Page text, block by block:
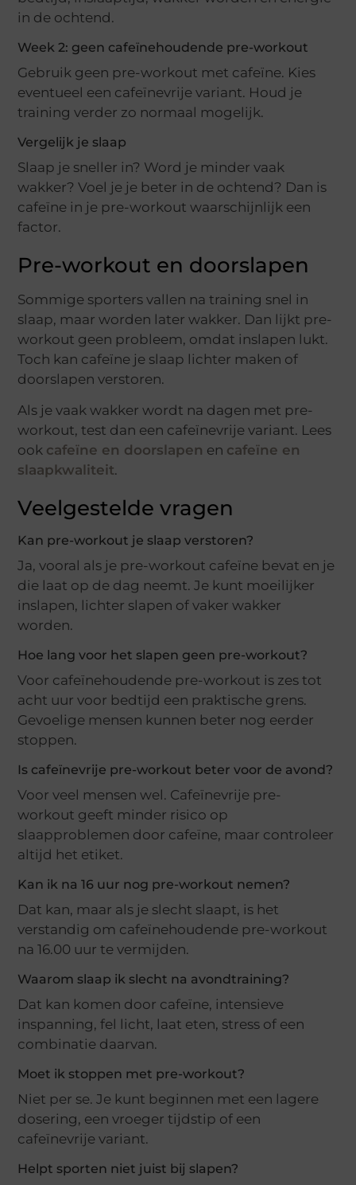
in de ochtend.
Week 2: geen cafeïnehoudende pre-workout
Gebruik geen pre-workout met cafeïne. Kies
eventueel een cafeïnevrije variant. Houd je
training verder zo normaal mogelijk.
Vergelijk je slaap
Slaap je sneller in? Word je minder vaak
wakker? Voel je je beter in de ochtend? Dan is
cafeïne in je pre-workout waarschijnlijk een
factor.
Pre-workout en doorslapen
Sommige sporters vallen na training snel in
slaap, maar worden later wakker. Dan lijkt pre-
workout geen probleem, omdat inslapen lukt.
Toch kan cafeïne je slaap lichter maken of
doorslapen verstoren.
Als je vaak wakker wordt na dagen met pre-
workout, test dan een cafeïnevrije variant. Lees
ook cafeïne en doorslapen en cafeïne en
slaapkwaliteit.
Veelgestelde vragen
Kan pre-workout je slaap verstoren?
Ja, vooral als je pre-workout cafeïne bevat en je
die laat op de dag neemt. Je kunt moeilijker
inslapen, lichter slapen of vaker wakker
worden.
Hoe lang voor het slapen geen pre-workout?
Voor cafeïnehoudende pre-workout is zes tot
acht uur voor bedtijd een praktische grens.
Gevoelige mensen kunnen beter nog eerder
stoppen.
Is cafeïnevrije pre-workout beter voor de avond?
Voor veel mensen wel. Cafeïnevrije pre-
workout geeft minder risico op
slaapproblemen door cafeïne, maar controleer
altijd het etiket.
Kan ik na 16 uur nog pre-workout nemen?
Dat kan, maar als je slecht slaapt, is het
verstandig om cafeïnehoudende pre-workout
na 16.00 uur te vermijden.
Waarom slaap ik slecht na avondtraining?
Dat kan komen door cafeïne, intensieve
inspanning, fel licht, laat eten, stress of een
combinatie daarvan.
Moet ik stoppen met pre-workout?
Niet per se. Je kunt beginnen met een lagere
dosering, een vroeger tijdstip of een
cafeïnevrije variant.
Helpt sporten niet juist bij slapen?